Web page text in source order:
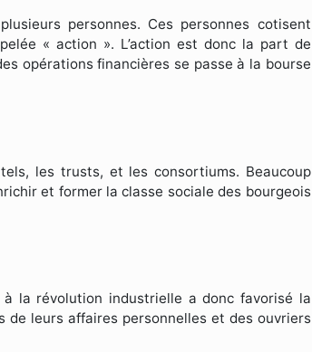
personnes. Ces personnes cotisent
« action ». L’action est donc la part de
opérations financières se passe à la bourse
les trusts, et les consortiums. Beaucoup
et former la classe sociale des bourgeois
la révolution industrielle a donc favorisé la
de leurs affaires personnelles et des ouvriers